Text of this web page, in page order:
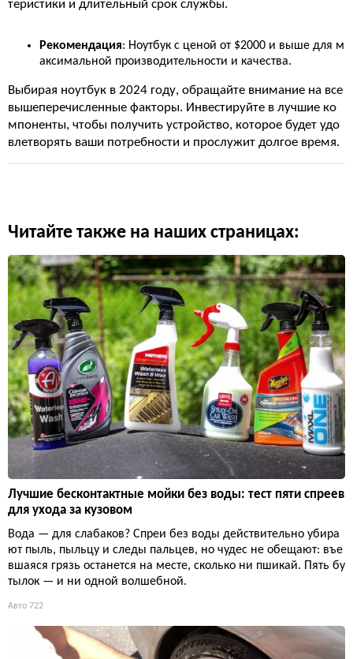
теристики и длительный срок службы.
Рекомендация: Ноутбук с ценой от $2000 и выше для м
аксимальной производительности и качества.
Выбирая ноутбук в 2024 году, обращайте внимание на все
вышеперечисленные факторы. Инвестируйте в лучшие ко
мпоненты, чтобы получить устройство, которое будет удо
влетворять ваши потребности и прослужит долгое время.
Читайте также на наших страницах:
Лучшие бесконтактные мойки без воды: тест пяти спреев
для ухода за кузовом
Вода — для слабаков? Спреи без воды действительно убира
ют пыль, пыльцу и следы пальцев, но чудес не обещают: въе
вшаяся грязь останется на месте, сколько ни пшикай. Пять бу
тылок — и ни одной волшебной.
Авто 722